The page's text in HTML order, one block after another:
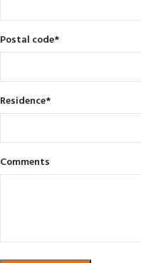
Postal code*
Residence*
Comments